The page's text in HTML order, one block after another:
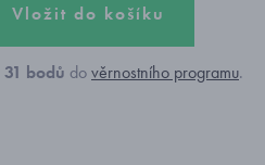
Vložit do košíku
31 bodů dověrnostního programu.